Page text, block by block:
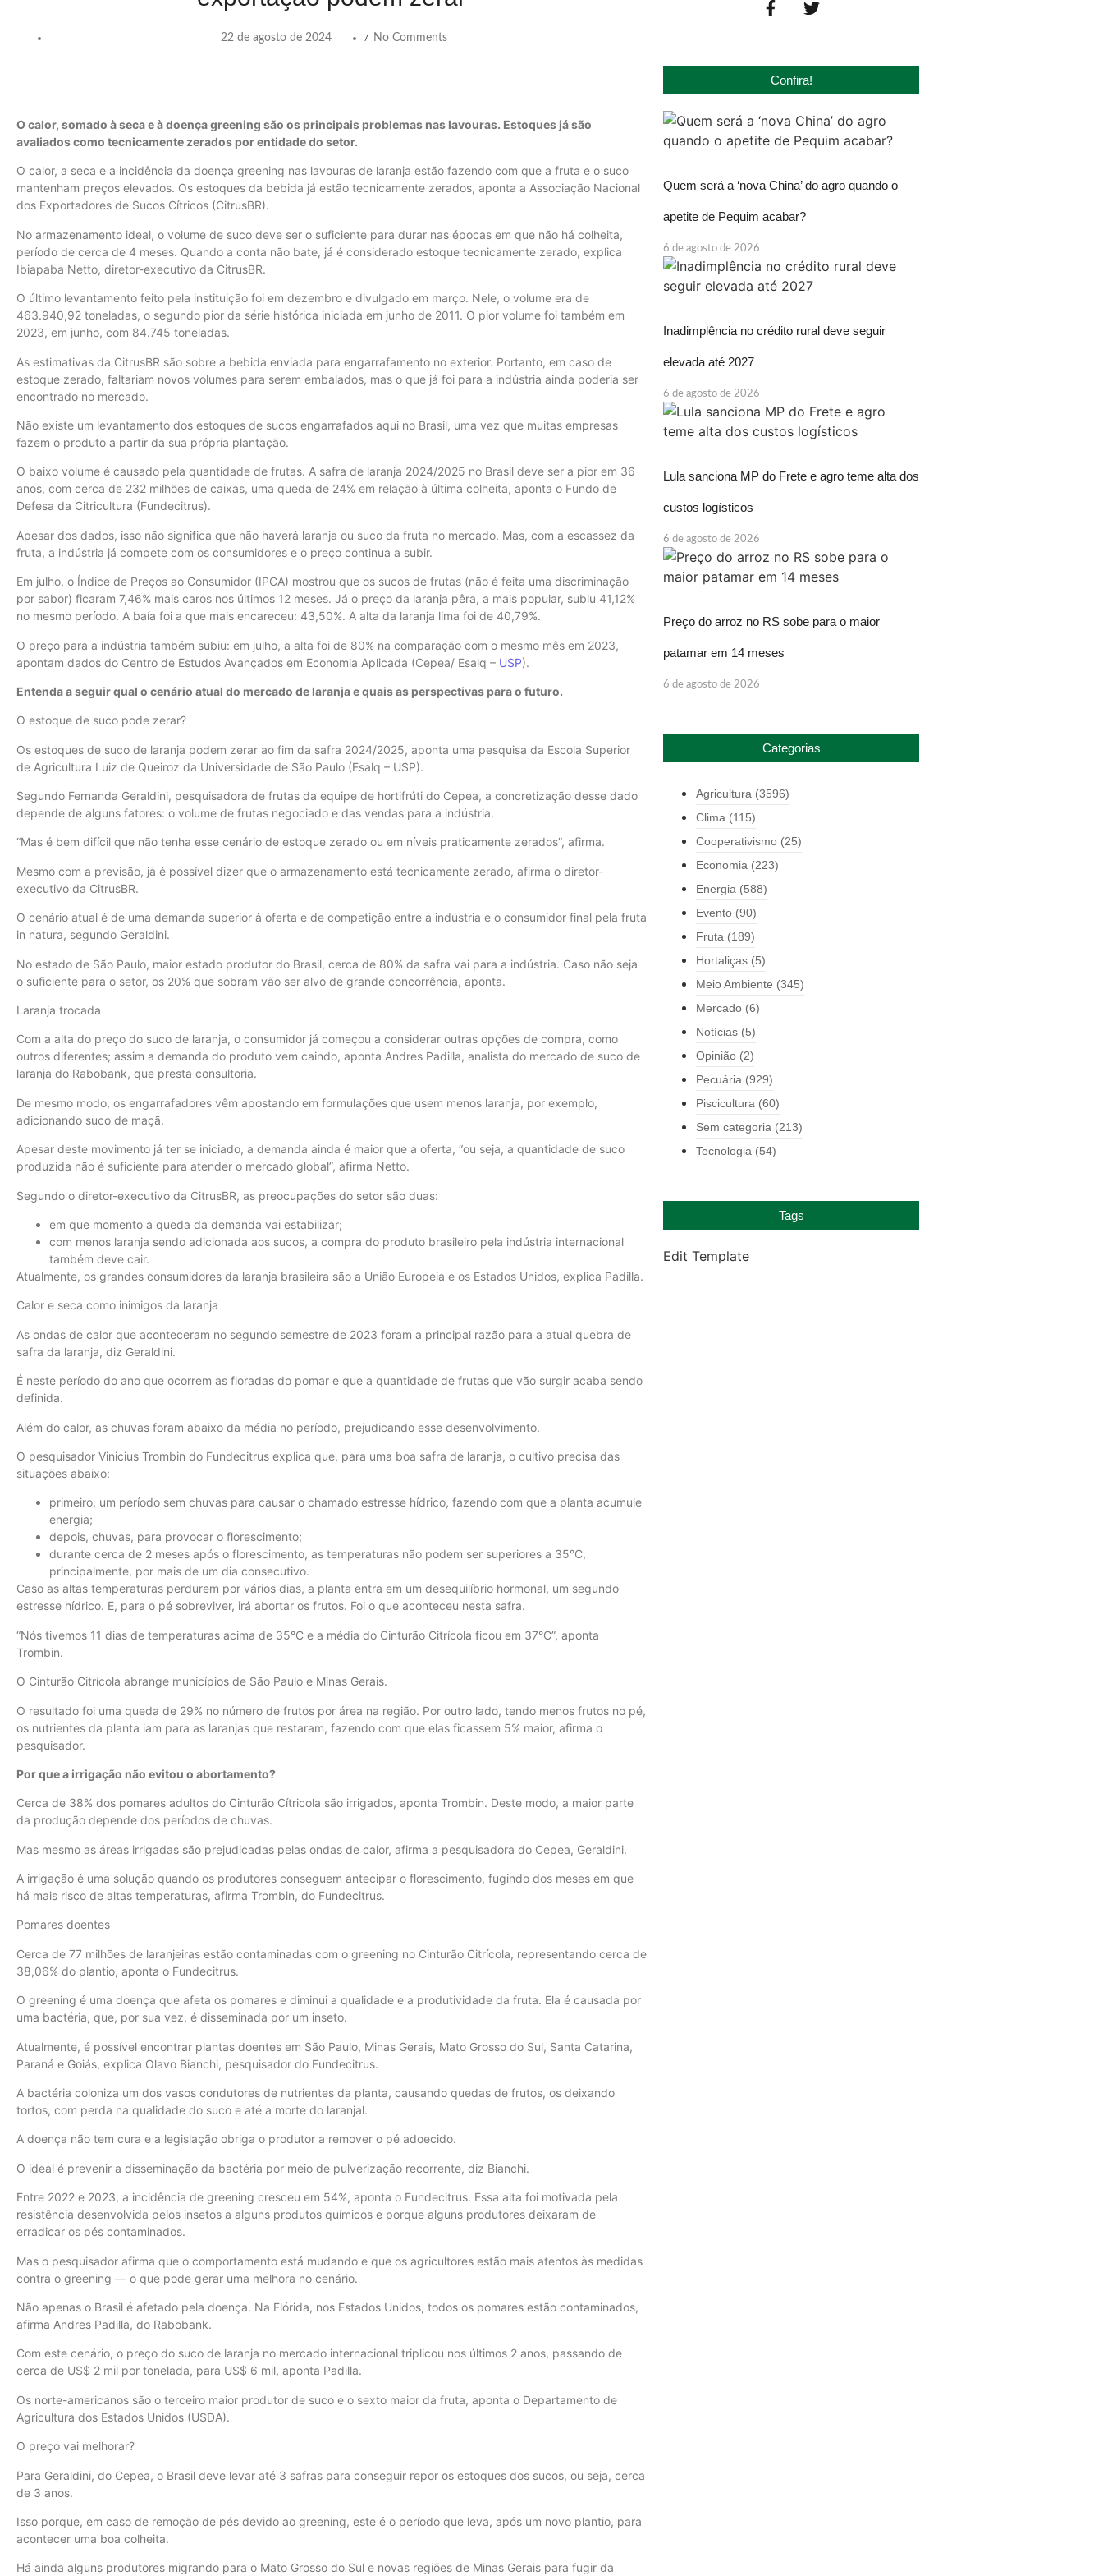
22 de agosto de 2024 / No Comments
O calor, somado à seca e à doença greening são os principais problemas nas lavouras. Estoques já são
avaliados como tecnicamente zerados por entidade do setor.
O calor, a seca e a incidência da doença greening nas lavouras de laranja estão fazendo com que a fruta e o suco
mantenham preços elevados. Os estoques da bebida já estão tecnicamente zerados, aponta a Associação Nacional
dos Exportadores de Sucos Cítricos (CitrusBR).
No armazenamento ideal, o volume de suco deve ser o suficiente para durar nas épocas em que não há colheita,
período de cerca de 4 meses. Quando a conta não bate, já é considerado estoque tecnicamente zerado, explica
Ibiapaba Netto, diretor-executivo da CitrusBR.
O último levantamento feito pela instituição foi em dezembro e divulgado em março. Nele, o volume era de
463.940,92 toneladas, o segundo pior da série histórica iniciada em junho de 2011. O pior volume foi também em
2023, em junho, com 84.745 toneladas.
As estimativas da CitrusBR são sobre a bebida enviada para engarrafamento no exterior. Portanto, em caso de
estoque zerado, faltariam novos volumes para serem embalados, mas o que já foi para a indústria ainda poderia ser
encontrado no mercado.
Não existe um levantamento dos estoques de sucos engarrafados aqui no Brasil, uma vez que muitas empresas
fazem o produto a partir da sua própria plantação.
O baixo volume é causado pela quantidade de frutas. A safra de laranja 2024/2025 no Brasil deve ser a pior em 36
anos, com cerca de 232 milhões de caixas, uma queda de 24% em relação à última colheita, aponta o Fundo de
Defesa da Citricultura (Fundecitrus).
Apesar dos dados, isso não significa que não haverá laranja ou suco da fruta no mercado. Mas, com a escassez da
fruta, a indústria já compete com os consumidores e o preço continua a subir.
Em julho, o Índice de Preços ao Consumidor (IPCA) mostrou que os sucos de frutas (não é feita uma discriminação
por sabor) ficaram 7,46% mais caros nos últimos 12 meses. Já o preço da laranja pêra, a mais popular, subiu 41,12%
no mesmo período. A baía foi a que mais encareceu: 43,50%. A alta da laranja lima foi de 40,79%.
O preço para a indústria também subiu: em julho, a alta foi de 80% na comparação com o mesmo mês em 2023,
apontam dados do Centro de Estudos Avançados em Economia Aplicada (Cepea/ Esalq – USP).
Entenda a seguir qual o cenário atual do mercado de laranja e quais as perspectivas para o futuro.
O estoque de suco pode zerar?
Os estoques de suco de laranja podem zerar ao fim da safra 2024/2025, aponta uma pesquisa da Escola Superior
de Agricultura Luiz de Queiroz da Universidade de São Paulo (Esalq – USP).
Segundo Fernanda Geraldini, pesquisadora de frutas da equipe de hortifrúti do Cepea, a concretização desse dado
depende de alguns fatores: o volume de frutas negociado e das vendas para a indústria.
“Mas é bem difícil que não tenha esse cenário de estoque zerado ou em níveis praticamente zerados”, afirma.
Mesmo com a previsão, já é possível dizer que o armazenamento está tecnicamente zerado, afirma o diretor-
executivo da CitrusBR.
O cenário atual é de uma demanda superior à oferta e de competição entre a indústria e o consumidor final pela fruta
in natura, segundo Geraldini.
No estado de São Paulo, maior estado produtor do Brasil, cerca de 80% da safra vai para a indústria. Caso não seja
o suficiente para o setor, os 20% que sobram vão ser alvo de grande concorrência, aponta.
Laranja trocada
Com a alta do preço do suco de laranja, o consumidor já começou a considerar outras opções de compra, como
outros diferentes; assim a demanda do produto vem caindo, aponta Andres Padilla, analista do mercado de suco de
laranja do Rabobank, que presta consultoria.
De mesmo modo, os engarrafadores vêm apostando em formulações que usem menos laranja, por exemplo,
adicionando suco de maçã.
Apesar deste movimento já ter se iniciado, a demanda ainda é maior que a oferta, “ou seja, a quantidade de suco
produzida não é suficiente para atender o mercado global”, afirma Netto.
Segundo o diretor-executivo da CitrusBR, as preocupações do setor são duas:
em que momento a queda da demanda vai estabilizar;
com menos laranja sendo adicionada aos sucos, a compra do produto brasileiro pela indústria internacional
também deve cair.
Atualmente, os grandes consumidores da laranja brasileira são a União Europeia e os Estados Unidos, explica Padilla.
Calor e seca como inimigos da laranja
As ondas de calor que aconteceram no segundo semestre de 2023 foram a principal razão para a atual quebra de
safra da laranja, diz Geraldini.
É neste período do ano que ocorrem as floradas do pomar e que a quantidade de frutas que vão surgir acaba sendo
definida.
Além do calor, as chuvas foram abaixo da média no período, prejudicando esse desenvolvimento.
O pesquisador Vinicius Trombin do Fundecitrus explica que, para uma boa safra de laranja, o cultivo precisa das
situações abaixo:
primeiro, um período sem chuvas para causar o chamado estresse hídrico, fazendo com que a planta acumule
energia;
depois, chuvas, para provocar o florescimento;
durante cerca de 2 meses após o florescimento, as temperaturas não podem ser superiores a 35°C,
principalmente, por mais de um dia consecutivo.
Caso as altas temperaturas perdurem por vários dias, a planta entra em um desequilíbrio hormonal, um segundo
estresse hídrico. E, para o pé sobreviver, irá abortar os frutos. Foi o que aconteceu nesta safra.
“Nós tivemos 11 dias de temperaturas acima de 35°C e a média do Cinturão Citrícola ficou em 37°C”, aponta
Trombin.
O Cinturão Citrícola abrange municípios de São Paulo e Minas Gerais.
O resultado foi uma queda de 29% no número de frutos por área na região. Por outro lado, tendo menos frutos no pé,
os nutrientes da planta iam para as laranjas que restaram, fazendo com que elas ficassem 5% maior, afirma o
pesquisador.
Por que a irrigação não evitou o abortamento?
Cerca de 38% dos pomares adultos do Cinturão Cítricola são irrigados, aponta Trombin. Deste modo, a maior parte
da produção depende dos períodos de chuvas.
Mas mesmo as áreas irrigadas são prejudicadas pelas ondas de calor, afirma a pesquisadora do Cepea, Geraldini.
A irrigação é uma solução quando os produtores conseguem antecipar o florescimento, fugindo dos meses em que
há mais risco de altas temperaturas, afirma Trombin, do Fundecitrus.
Pomares doentes
Cerca de 77 milhões de laranjeiras estão contaminadas com o greening no Cinturão Citrícola, representando cerca de
38,06% do plantio, aponta o Fundecitrus.
O greening é uma doença que afeta os pomares e diminui a qualidade e a produtividade da fruta. Ela é causada por
uma bactéria, que, por sua vez, é disseminada por um inseto.
Atualmente, é possível encontrar plantas doentes em São Paulo, Minas Gerais, Mato Grosso do Sul, Santa Catarina,
Paraná e Goiás, explica Olavo Bianchi, pesquisador do Fundecitrus.
A bactéria coloniza um dos vasos condutores de nutrientes da planta, causando quedas de frutos, os deixando
tortos, com perda na qualidade do suco e até a morte do laranjal.
A doença não tem cura e a legislação obriga o produtor a remover o pé adoecido.
O ideal é prevenir a disseminação da bactéria por meio de pulverização recorrente, diz Bianchi.
Entre 2022 e 2023, a incidência de greening cresceu em 54%, aponta o Fundecitrus. Essa alta foi motivada pela
resistência desenvolvida pelos insetos a alguns produtos químicos e porque alguns produtores deixaram de
erradicar os pés contaminados.
Mas o pesquisador afirma que o comportamento está mudando e que os agricultores estão mais atentos às medidas
contra o greening — o que pode gerar uma melhora no cenário.
Não apenas o Brasil é afetado pela doença. Na Flórida, nos Estados Unidos, todos os pomares estão contaminados,
afirma Andres Padilla, do Rabobank.
Com este cenário, o preço do suco de laranja no mercado internacional triplicou nos últimos 2 anos, passando de
cerca de US$ 2 mil por tonelada, para US$ 6 mil, aponta Padilla.
Os norte-americanos são o terceiro maior produtor de suco e o sexto maior da fruta, aponta o Departamento de
Agricultura dos Estados Unidos (USDA).
O preço vai melhorar?
Para Geraldini, do Cepea, o Brasil deve levar até 3 safras para conseguir repor os estoques dos sucos, ou seja, cerca
de 3 anos.
Isso porque, em caso de remoção de pés devido ao greening, este é o período que leva, após um novo plantio, para
acontecer uma boa colheita.
Há ainda alguns produtores migrando para o Mato Grosso do Sul e novas regiões de Minas Gerais para fugir da
Confira!
Quem será a ‘nova China’ do agro quando o
apetite de Pequim acabar?
6 de agosto de 2026
Inadimplência no crédito rural deve seguir
elevada até 2027
6 de agosto de 2026
Lula sanciona MP do Frete e agro teme alta dos
custos logísticos
6 de agosto de 2026
Preço do arroz no RS sobe para o maior
patamar em 14 meses
6 de agosto de 2026
Categorias
Agricultura (3596)
Clima (115)
Cooperativismo (25)
Economia (223)
Energia (588)
Evento (90)
Fruta (189)
Hortaliças (5)
Meio Ambiente (345)
Mercado (6)
Notícias (5)
Opinião (2)
Pecuária (929)
Piscicultura (60)
Sem categoria (213)
Tecnologia (54)
Tags
Edit Template